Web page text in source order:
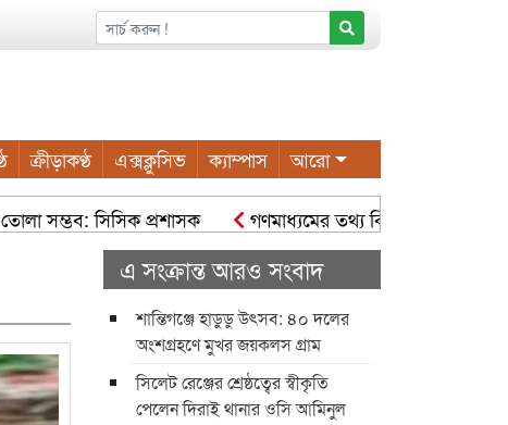
ক্রীড়াকণ্ঠ এক্সক্লুসিভ ক্যাম্পাস আরো
সম্ভব: সিসিক প্রশাসক গণমাধ্যমের তথ্য বিকৃত হলে বিভ্রান্তি ও
এ সংক্রান্ত আরও সংবাদ
শান্তিগঞ্জে হাডুডু উৎসব: ৪০ দলের
অংশগ্রহণে মুখর জয়কলস গ্রাম
সিলেট রেঞ্জের শ্রেষ্ঠত্বের স্বীকৃতি
পেলেন দিরাই থানার ওসি আমিনুল